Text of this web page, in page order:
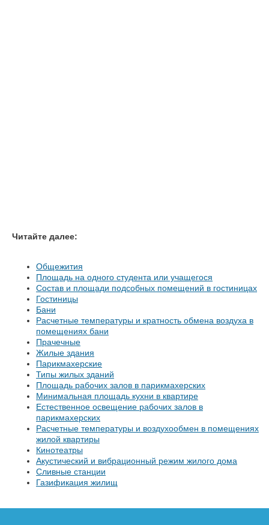
Читайте далее:
Общежития
Площадь на одного студента или учащегося
Состав и площади подсобных помещений в гостиницах
Гостиницы
Бани
Расчетные температуры и кратность обмена воздуха в
помещениях бани
Прачечные
Жилые здания
Парикмахерские
Типы жилых зданий
Площадь рабочих залов в парикмахерских
Минимальная площадь кухни в квартире
Естественное освещение рабочих залов в
парикмахерских
Расчетные температуры и воздухообмен в помещениях
жилой квартиры
Кинотеатры
Акустический и вибрационный режим жилого дома
Сливные станции
Газификация жилищ